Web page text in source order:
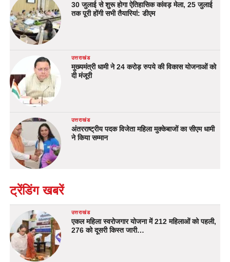
30 जुलाई से शुरू होगा ऐतिहासिक कांवड़ मेला, 25 जुलाई
तक पूरी होंगी सभी तैयारियां: डीएम
उत्तराखंड
मुख्यमंत्री धामी ने 24 करोड़ रुपये की विकास योजनाओं को
दी मंजूरी
उत्तराखंड
अंतरराष्ट्रीय पदक विजेता महिला मुक्केबाजों का सीएम धामी
ने किया सम्मान
ट्रेंडिंग खबरें
उत्तराखंड
एकल महिला स्वरोजगार योजना में 212 महिलाओं को पहली,
276 को दूसरी किस्त जारी…